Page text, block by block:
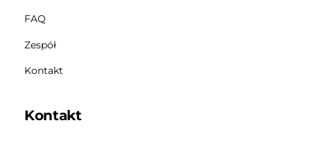
FAQ
Zespół
Kontakt
Kontakt